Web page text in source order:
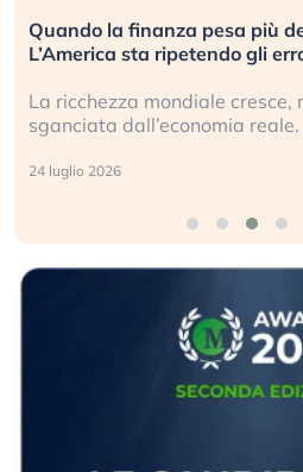
Quando la finanza pesa più
L’America sta ripetendo gli
La ricchezza mondiale cresce,
sganciata dall’economia reale.
24 luglio 2026